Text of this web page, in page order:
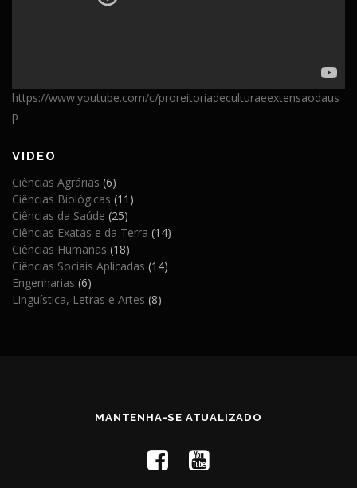
https://www.youtube.com/c/proreitoriadeculturaeextensaodaus
p
VIDEO
Ciências Agrárias (6)
Ciências Biológicas (11)
Ciências da Saúde (25)
Ciências Exatas e da Terra (14)
Ciências Humanas (18)
Ciências Sociais Aplicadas (14)
Engenharias (6)
Linguística, Letras e Artes (8)
MANTENHA-SE ATUALIZADO